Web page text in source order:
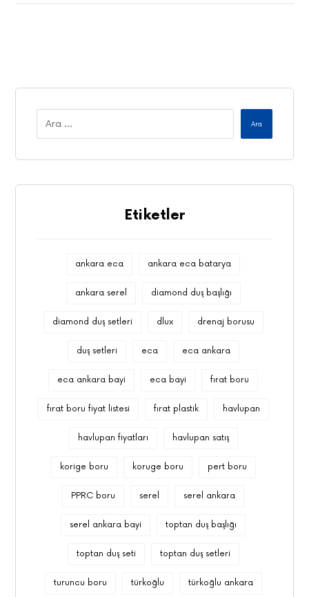
Ara
Etiketler
ankara eca ankara eca batarya
ankara serel diamond duş başlığı
diamond duş setleri dlux drenaj borusu
duş setleri eca eca ankara
eca ankara bayi eca bayi fırat boru
fırat boru fiyat listesi fırat plastik havlupan
havlupan fiyatları havlupan satış
korige boru koruge boru pert boru
PPRC boru serel serel ankara
serel ankara bayi toptan duş başlığı
toptan duş seti toptan duş setleri
turuncu boru türkoğlu türkoğlu ankara